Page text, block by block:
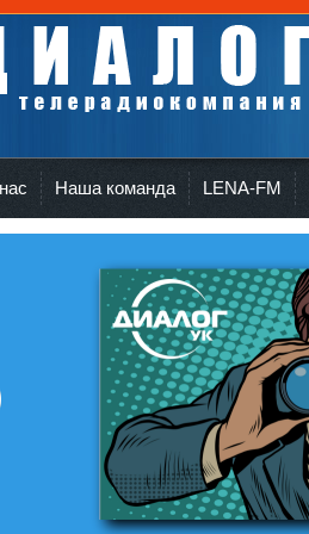
Наша команда LENA-FM